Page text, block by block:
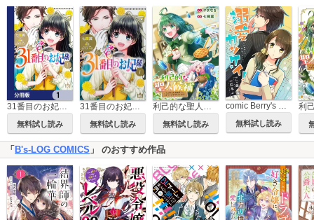
31番目のお妃様【分冊版】
無料試し読み
31番目のお妃様【タテスク】
無料試し読み
利己的な聖人候補 とりあえず異世界でワガママさせてもらいます（分冊版）
無料試し読み
comic Berry's 溺愛カンケイ！
無料試し読み
「 B's-LOG COMICS 」 のおすすめ作品